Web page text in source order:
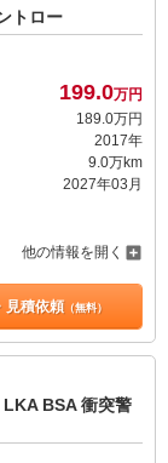
トロー
199.0万円
189. 0万円
2017年
9.0万km
2027年03月
他の情報を開く
見積依頼（無料）
BSA 衝突警